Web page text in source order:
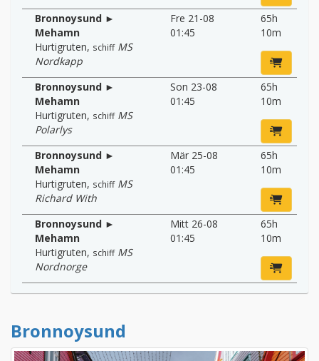
Bronnoysund ►
Mehamn
Hurtigruten, schiff MS
Nordkapp
Fre 21-08
01:45
65h
10m
Bronnoysund ►
Mehamn
Hurtigruten, schiff MS
Polarlys
Son 23-08
01:45
65h
10m
Bronnoysund ►
Mehamn
Hurtigruten, schiff MS
Richard With
Mär 25-08
01:45
65h
10m
Bronnoysund ►
Mehamn
Hurtigruten, schiff MS
Nordnorge
Mitt 26-08
01:45
65h
10m
Bronnoysund